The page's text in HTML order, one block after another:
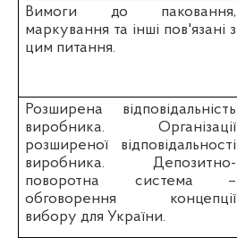
Вимоги до паковання,
маркування та інші пов'язані з
цим питання.
Розширена відповідальність
виробника. Організації
розширеної відповідальності
виробника. Депозитно-
поворотна система –
обговорення концепції
вибору для України.